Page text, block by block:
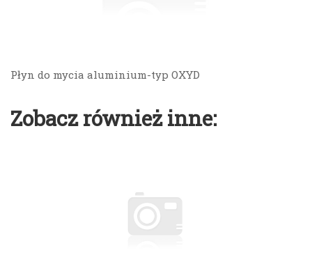
Płyn do mycia aluminium-typ OXYD
Zobacz również inne: